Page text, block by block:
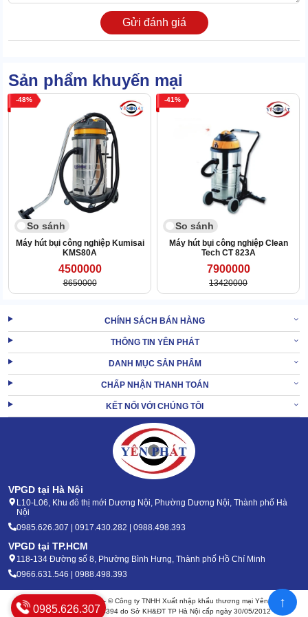
Cách vệ sinh máy sau vận hành
Muốn máy hút bụi vận hành ổn định, hiệu quả, bạn cần vệ sinh
máy sau mỗi lần sử dụng. Thao tác này cũng giúp hạn chế mùi hôi
do rác bẩn bị kẹt trong máy.
tháo rời phụ kiện.
Bước 2: Đổ bỏ thùng chứa và vệ sinh bằng bước cùng hóa
chất đặc biệt.
Bước 3: Làm sạch cần gạt nước phía sau. Sau đó rửa sạch
ống mềm máy hút bụi.
Bước 4: Đợi phụ kiện ráo nước và đưa về khu vực bảo
Gửi đánh giá
Sản phẩm khuyến mại
48
So sánh
Máy hút bụi công nghiệp Kumisai
KMS80A
4500000
8650000
41
So sánh
Máy hút bụi công nghiệp Clean
Tech CT 823A
7900000
13420000
CHÍNH SÁCH BÁN HÀNG
THÔNG TIN YÊN PHÁT
DANH MỤC SẢN PHẨM
CHẤP NHẬN THANH TOÁN
KẾT NỐI VỚI CHÚNG TÔI
VPGD tại Hà Nội
L10-L06, Khu đô thị mới Dương Nội, Phường Dương Nội, Thành phố Hà
Nội
0985.626.307 | 0917.430.282 | 0988.498.393
VPGD tại TP.HCM
118-134 Đường số 8, Phường Bình Hưng, Thành phố Hồ Chí Minh
0966.631.546 | 0988.498.393
Bản quyền 2020 - 2026 – © Công ty TNHH Xuất nhập khẩu thương mại Yên Phát
Mã số thuế: 0105904394 do Sở KH&ĐT TP Hà Nội cấp ngày 30/05/2012
0985.626.307 ↑